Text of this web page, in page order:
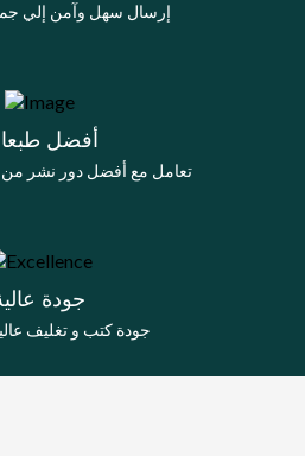
إرسال سهل وآمن إلي
أفضل
تعامل مع أفضل دور نشر من
جودة
جودة كتب و تغليف